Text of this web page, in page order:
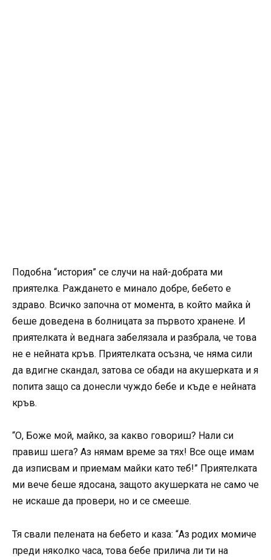
Подобна “история” се случи на най-добрата ми
приятелка. Раждането е минало добре, бебето е
здраво. Всичко започна от момента, в който майка ѝ
беше доведена в болницата за първото хранене. И
приятелката ѝ веднага забелязала и разбрала, че това
не е нейната кръв. Приятелката осъзна, че няма сили
да вдигне скандал, затова се обади на акушерката и я
попита защо са донесли чуждо бебе и къде е нейната
кръв.
“О, Боже мой, майко, за какво говориш? Нали си
правиш шега? Аз нямам време за тях! Все още имам
да изписвам и приемам майки като теб!” Приятелката
ми вече беше ядосана, защото акушерката не само че
не искаше да провери, но и се смееше.
Тя свали пелената на бебето и каза: “Аз родих момиче
преди няколко часа, това бебе прилича ли ти на